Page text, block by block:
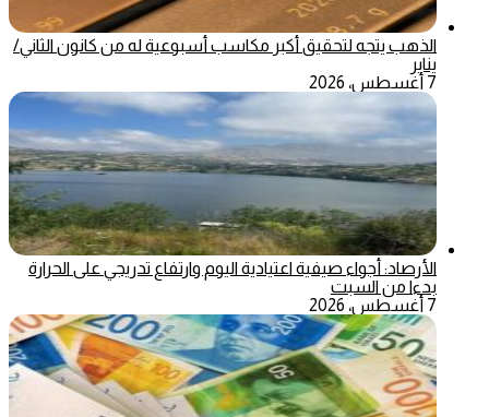
الذهب يتجه لتحقيق أكبر مكاسب أسبوعية له من كانون الثاني/
يناير
7 أغسطس، 2026
الأرصاد: أجواء صيفية اعتيادية اليوم وارتفاع تدريجي على الحرارة
بدءا من السبت
7 أغسطس، 2026